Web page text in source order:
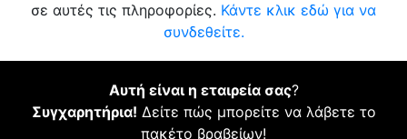
σε αυτές τις πληροφορίες. Κάντε κλικ εδώ για να
συνδεθείτε.
Αυτή είναι η εταιρεία σας?
Συγχαρητήρια! Δείτε πώς μπορείτε να λάβετε το
πακέτο βραβείων!